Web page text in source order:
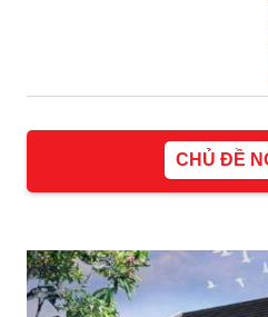
CHỦ ĐỀ